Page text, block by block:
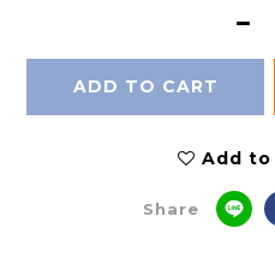
ADD TO CART
Add
Share